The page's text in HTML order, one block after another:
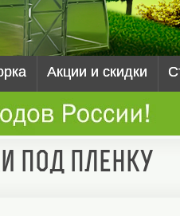
Акции и скидки
под пленку